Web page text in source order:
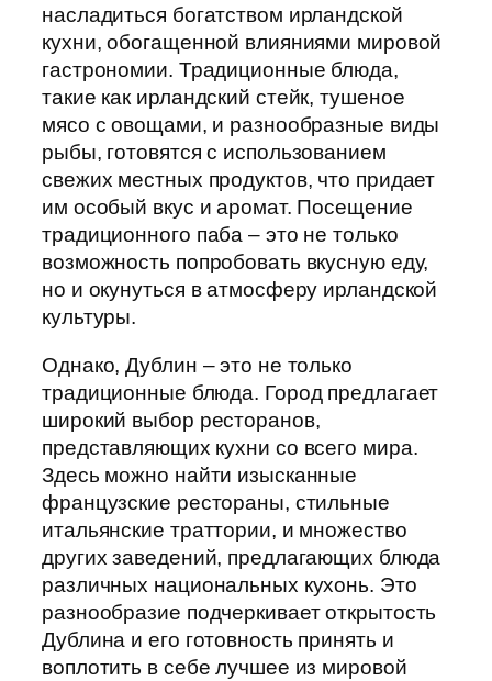
насладиться богатством ирландской
кухни, обогащенной влияниями мировой
гастрономии. Традиционные блюда,
такие как ирландский стейк, тушеное
мясо с овощами, и разнообразные виды
рыбы, готовятся с использованием
свежих местных продуктов, что придает
им особый вкус и аромат. Посещение
традиционного паба – это не только
возможность попробовать вкусную еду,
но и окунуться в атмосферу ирландской
культуры.
Однако, Дублин – это не только
традиционные блюда. Город предлагает
широкий выбор ресторанов,
представляющих кухни со всего мира.
Здесь можно найти изысканные
французские рестораны, стильные
итальянские траттории, и множество
других заведений, предлагающих блюда
различных национальных кухонь. Это
разнообразие подчеркивает открытость
Дублина и его готовность принять и
воплотить в себе лучшее из мировой